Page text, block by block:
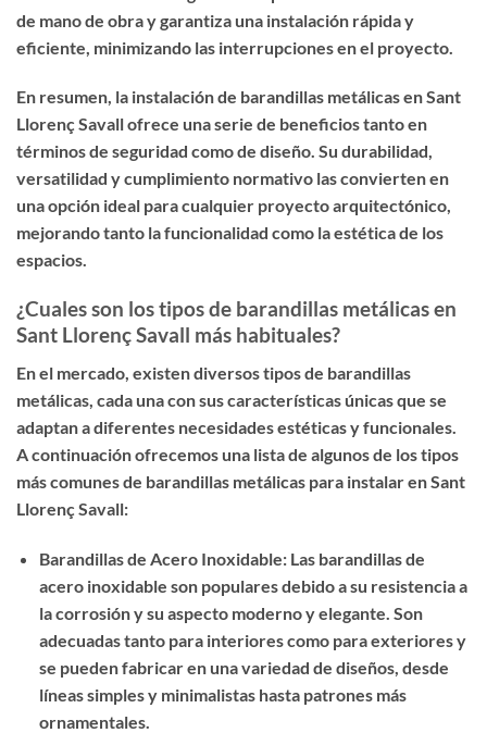
de mano de obra y garantiza una instalación rápida y
eficiente, minimizando las interrupciones en el proyecto.
En resumen, la instalación de barandillas metálicas en Sant
Llorenç Savall ofrece una serie de beneficios tanto en
términos de seguridad como de diseño. Su durabilidad,
versatilidad y cumplimiento normativo las convierten en
una opción ideal para cualquier proyecto arquitectónico,
mejorando tanto la funcionalidad como la estética de los
espacios.
¿Cuales son los tipos de barandillas metálicas en
Sant Llorenç Savall más habituales?
En el mercado, existen diversos tipos de barandillas
metálicas, cada una con sus características únicas que se
adaptan a diferentes necesidades estéticas y funcionales.
A continuación ofrecemos una lista de algunos de los tipos
más comunes de barandillas metálicas para instalar en Sant
Llorenç Savall:
Barandillas de Acero Inoxidable: Las barandillas de
acero inoxidable son populares debido a su resistencia a
la corrosión y su aspecto moderno y elegante. Son
adecuadas tanto para interiores como para exteriores y
se pueden fabricar en una variedad de diseños, desde
líneas simples y minimalistas hasta patrones más
ornamentales.